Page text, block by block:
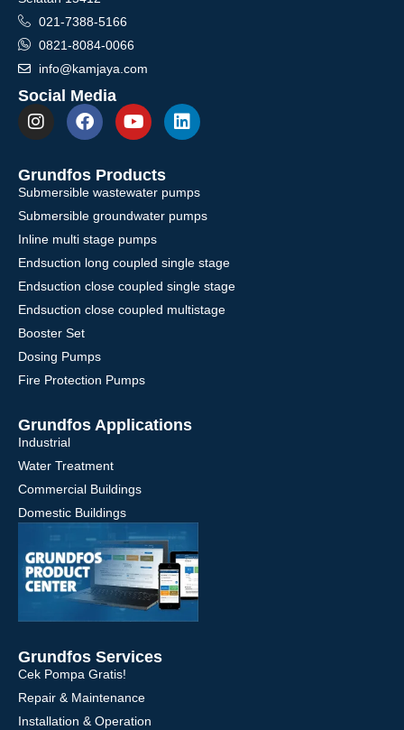
021-7388-5166
0821-8084-0066
info@kamjaya.com
Social Media
Grundfos Products
Submersible wastewater pumps
Submersible groundwater pumps
Inline multi stage pumps
Endsuction long coupled single stage
Endsuction close coupled single stage
Endsuction close coupled multistage
Booster Set
Dosing Pumps
Fire Protection Pumps
Grundfos Applications
Industrial
Water Treatment
Commercial Buildings
Domestic Buildings
Grundfos Services
Cek Pompa Gratis!
Repair & Maintenance
Installation & Operation